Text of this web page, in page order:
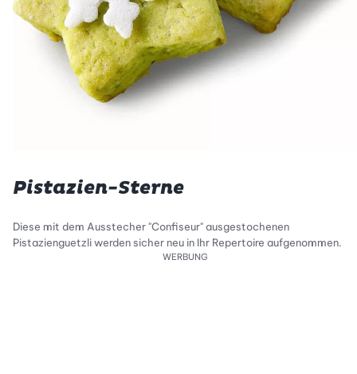
Pistazien-Sterne
Diese mit dem Ausstecher "Confiseur" ausgestochenen
Pistazienguetzli werden sicher neu in Ihr Repertoire aufgenommen.
WERBUNG